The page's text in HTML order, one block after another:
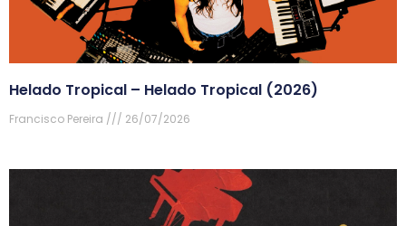
Helado Tropical – Helado Tropical (2026)
Francisco Pereira 26/07/2026